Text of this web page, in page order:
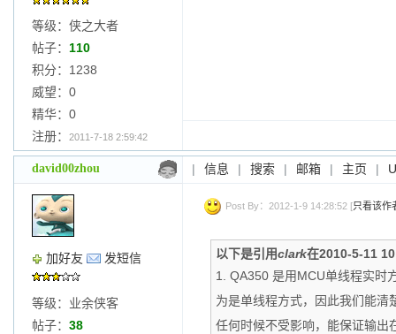
等级：侠之大者
帖子： 110
积分：1238
威望：0
精华：0
注册：
2011-7-18 2:59:42
david00zhou | 信息 | 搜索 | 邮箱 | 主页 |
加好友 发短信
等级：业余侠客
帖子： 38
Post By：2012-1-9 14:28:52 [只看该作
以下是引用clark在2010-5-11
1. QA350 是用MCU单线程实时
为是单线程方式，因此我们能清
任何时候不受影响，能保证输出